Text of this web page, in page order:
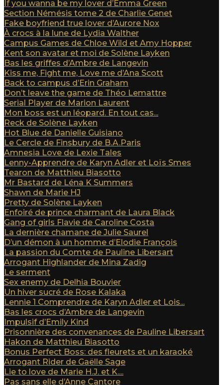
If you wanna be my lover d’Emma Green
Section Némésis tome 2 de Charlie Genet
Fake boyfriend true lover d’Aurore Nox
À crocs à la lune de Lydia Walther
Campus Games de Chloe Wild et Amy Hopper
Kent son avatar et moi de Solène Layken
Bas les griffes d’Ambre de Langevin
Kiss me, Fight me, Love me d’Ana Scott
Back to campus d’Erin Graham
Don’t leave the game de Théo Lemattre
Serial Player de Marion Laurent
Mon boss est un léopard. En tout cas...
Reck de Solène Layken
Hot Blue de Danielle Guisiano
Le Cercle de Finsbury de B.A.Paris
Amnesia Love de Lexie Tales
Lenny-Apprendre de Karyn Adler et Loïs Smes
Tearon de Matthieu Biasotto
Mr Bastard de Léna K Summers
Shawn de Marie HJ
Pretty de Solène Layken
Enfoiré de prince charmant de Laura Black
Gang of girls Flavie de Caroline Costa
La dernière chamane de Julie Saurel
D’un démon à un homme d’Elodie François
La passion du Comte de Pauline Libersart
Arrogant Highlander de Mina Zadig
Le serment
Sex enemy de Delhia Bouvier
Un hiver sucré de Rose Kalaka
Lennie 1 Comprendre de Karyn Adler et Lois...
Bas les crocs d’Ambre de Langevin
Impulsif d’Emily Kind
Prisonnière des convenances de Pauline Libersart
Hakon de Matthieu Biasotto
Bonus Perfect Boss: des fleurets et un karaoké
Arrogant Rider de Gaëlle Sage
Lie to love de Marie H.J. et K....
Pas sans elle d’Anne Cantore